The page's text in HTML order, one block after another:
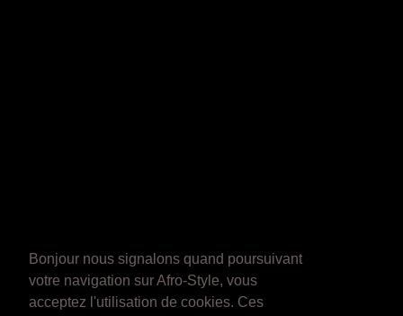
Bonjour nous signalons quand poursuivant
votre navigation sur Afro-Style, vous
acceptez l'utilisation de cookies. Ces